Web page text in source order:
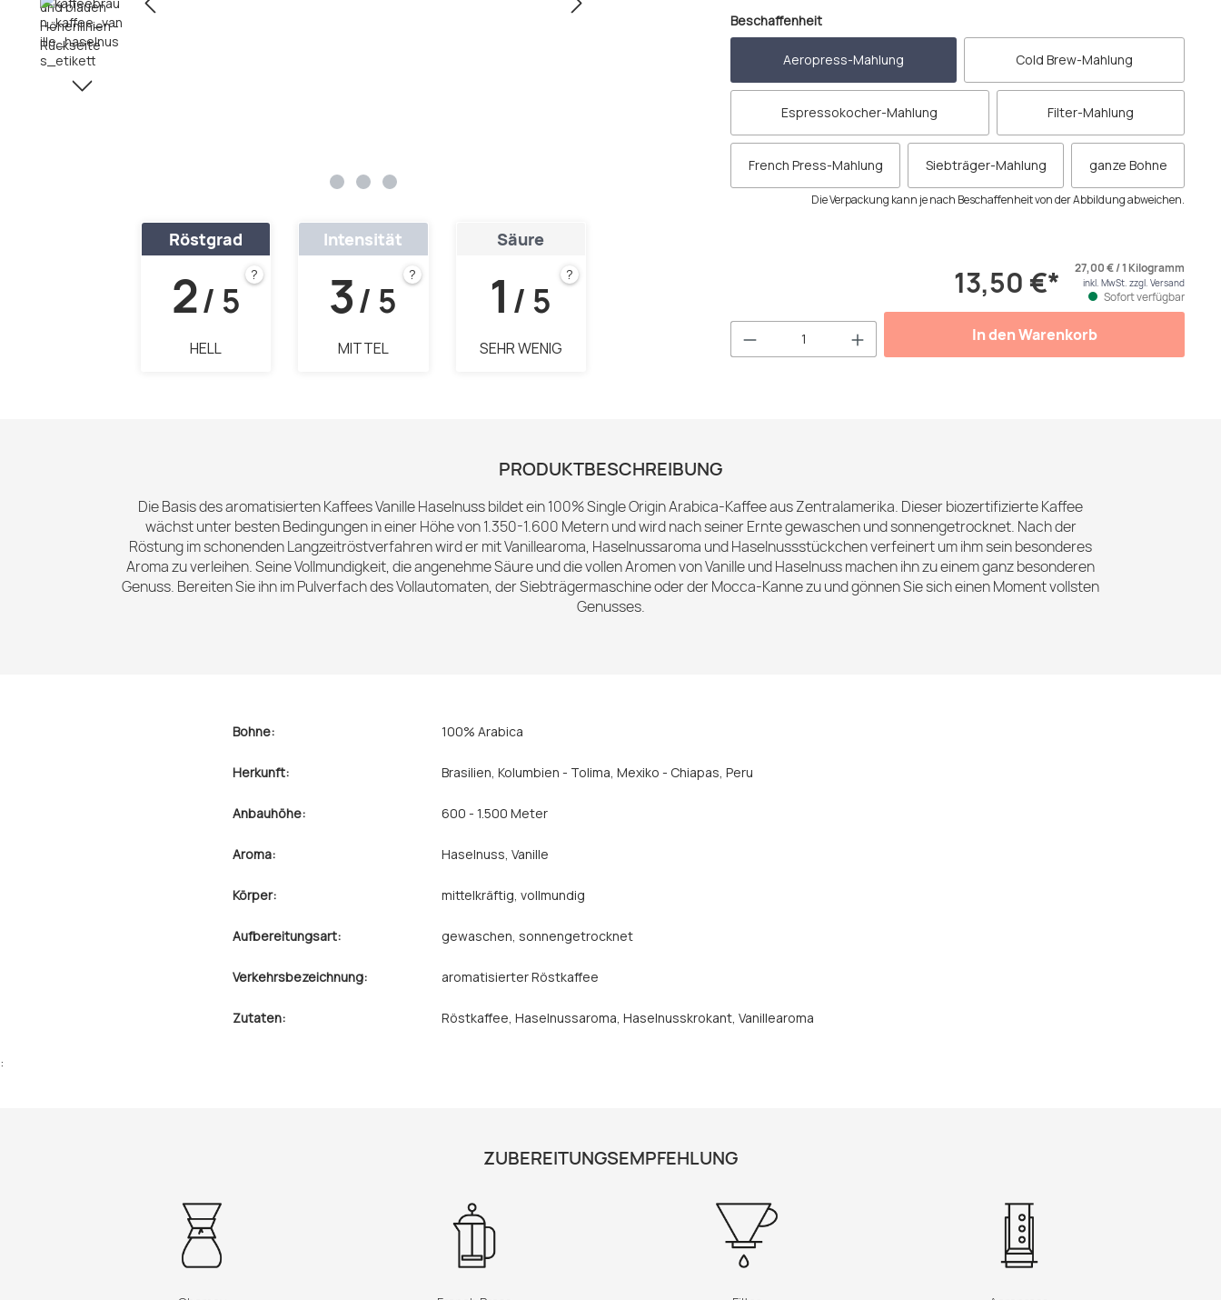
Röstgrad
?
2/ 5
HELL
Intensität
?
3/ 5
MITTEL
Säure
?
1 / 5
SEHR WENIG
Beschaffenheitauswählen
Aeropress-Mahlung Cold Brew-Mahlung
Espressokocher-Mahlung Filter-Mahlung
French Press-Mahlung Siebträger-Mahlung ganze Bohne
Die Verpackung kann je nach Beschaffenheit von der Abbildung abweichen.
Produkt Anzahl: Gib den gewünschten Wert
13,50 €* 27,00 € / 1 Kilogramm
inkl. MwSt. zzgl. Versand
Sofort verfügbar
In den Warenkorb
PRODUKTBESCHREIBUNG
Die Basis des aromatisierten Kaffees Vanille Haselnuss bildet ein 100% Single Origin Arabica-Kaffee aus Zentralamerika. Dieser biozertifizierte Kaffee
wächst unter besten Bedingungen in einer Höhe von 1.350-1.600 Metern und wird nach seiner Ernte gewaschen und sonnengetrocknet. Nach der
Röstung im schonenden Langzeitröstverfahren wird er mit Vanillearoma, Haselnussaroma und Haselnussstückchen verfeinert um ihm sein besonderes
Aroma zu verleihen. Seine Vollmundigkeit, die angenehme Säure und die vollen Aromen von Vanille und Haselnuss machen ihn zu einem ganz besonderen
Genuss. Bereiten Sie ihn im Pulverfach des Vollautomaten, der Siebträgermaschine oder der Mocca-Kanne zu und gönnen Sie sich einen Moment vollsten
Genusses.
Bohne: 100% Arabica
Herkunft: Brasilien, Kolumbien - Tolima, Mexiko - Chiapas, Peru
Anbauhöhe: 600 - 1.500 Meter
Aroma: Haselnuss, Vanille
Körper: mittelkräftig, vollmundig
Aufbereitungsart: gewaschen, sonnengetrocknet
Verkehrsbezeichnung: aromatisierter Röstkaffee
Zutaten: Röstkaffee, Haselnussaroma, Haselnusskrokant, Vanillearoma
:
ZUBEREITUNGSEMPFEHLUNG